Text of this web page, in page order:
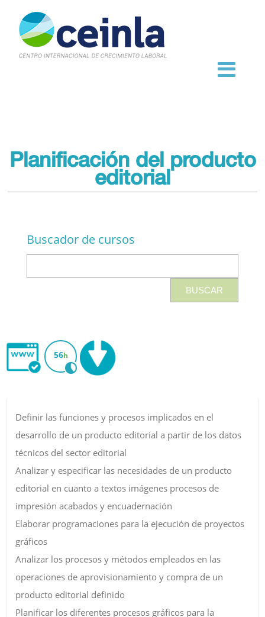
Planificación del producto
editorial
Buscador de cursos
56h
Definir las funciones y procesos implicados en el
desarrollo de un producto editorial a partir de los datos
técnicos del sector editorial
Analizar y especificar las necesidades de un producto
editorial en cuanto a textos imágenes procesos de
impresión acabados y encuadernación
Elaborar programaciones para la ejecución de proyectos
gráficos
Analizar los procesos y métodos empleados en las
operaciones de aprovisionamiento y compra de un
producto editorial definido
Planificar los diferentes procesos gráficos para la